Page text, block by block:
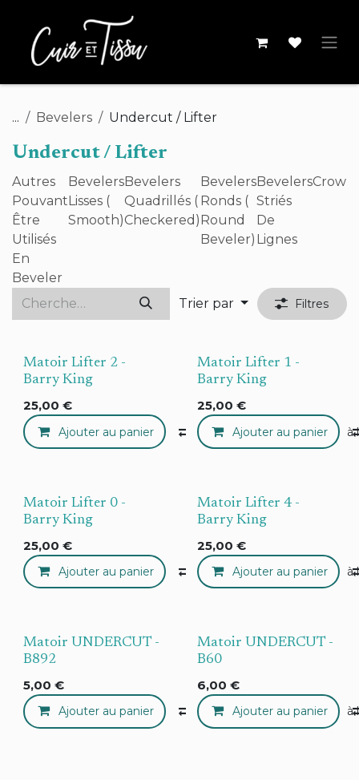
... Bevelers Undercut / Lifter
Undercut / Lifter
Autres
Pouvant
Être
Utilisés
En
Beveler
Bevelers
Lisses (
Smooth)
Bevelers
Quadrillés (
Checkered)
Bevelers
Ronds (
Round
Beveler)
Bevelers
Striés
De
Lignes
Trier par Filtres
Matoir Lifter 2 -
Barry King
25,00 €
Ajouter au panier Compare Ajouter à
Matoir Lifter 1 -
Barry King
25,00 €
Ajouter au panier
Matoir Lifter 0 -
Barry King
25,00 €
Ajouter au panier Compare Ajouter à
Matoir Lifter 4 -
Barry King
25,00 €
Ajouter au panier
Matoir UNDERCUT -
B892
5,00 €
Ajouter au panier Compare Ajouter à
Matoir UNDERCUT -
B60
6,00 €
Ajouter au panier